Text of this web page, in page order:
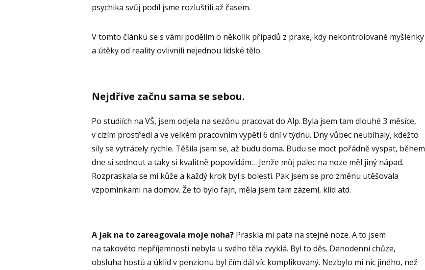
psychika svůj podíl jsme rozluštili až časem.
V tomto článku se s vámi podělím o několik případů z praxe, kdy nekontrolované myšlenky
a útěky od reality ovlivnili nejednou lidské tělo.
Nejdříve začnu sama se sebou.
Po studiích na VŠ, jsem odjela na sezónu pracovat do Alp. Byla jsem tam dlouhé 3 měsíce,
v cizím prostředí a ve velkém pracovním vypětí 6 dní v týdnu. Dny vůbec neubíhaly, kdežto
síly se vytrácely rychle. Těšila jsem se, až budu doma. Budu se moct pořádně vyspat, během
dne si sednout a taky si kvalitně popovídám… Jenže můj palec na noze měl jiný nápad.
Rozpraskala se mi kůže a každý krok byl s bolestí. Pak jsem se pro změnu utěšovala
vzpomínkami na domov. Že to bylo fajn, měla jsem tam zázemí, klid atd.
A jak na to zareagovala moje noha? Praskla mi pata na stejné noze. A to jsem
na takovéto nepříjemnosti nebyla u svého těla zvyklá. Byl to děs. Denodenní chůze,
obsluha hostů a úklid v penzionu byl čím dál víc komplikovaný. Nezbylo mi nic jiného, než